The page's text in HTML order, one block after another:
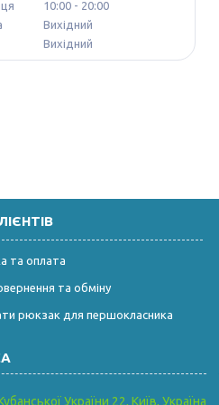
10:00
20:00
Вихідний
Вихідний
та оплата
та обміну
рюкзак для першокласника
України 22, Київ, Україна